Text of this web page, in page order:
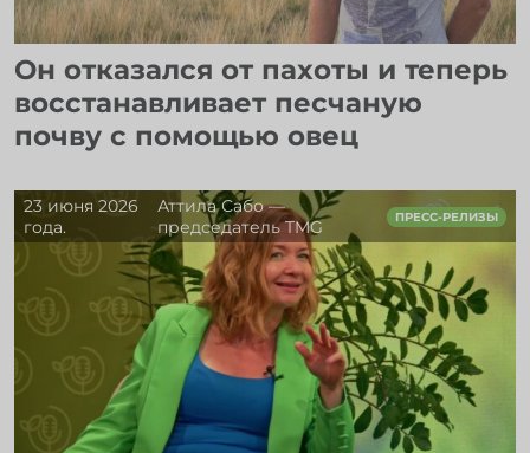
Он отказался от пахоты и теперь
восстанавливает песчаную
почву с помощью овец
23 июня 2026
года.
Аттила Сабо —
председатель TMG
ПРЕСС-РЕЛИЗЫ